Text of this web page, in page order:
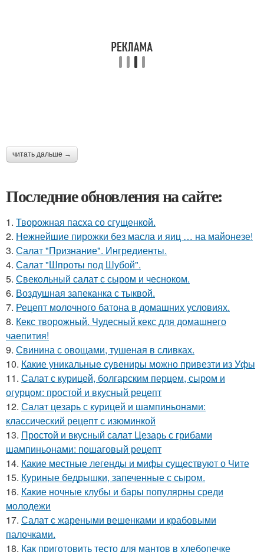
читать дальше →
Последние обновления на сайте:
1. Творожная пасха со сгущенкой.
2. Нежнейшие пирожки без масла и яиц … на майонезе!
3. Салат "Признание". Ингредиенты.
4. Салат "Шпроты под Шубой".
5. Свекольный салат с сыром и чесноком.
6. Воздушная запеканка с тыквой.
7. Рецепт молочного батона в домашних условиях.
8. Кекс творожный. Чудесный кекс для домашнего
чаепития!
9. Свинина с овощами, тушеная в сливках.
10. Какие уникальные сувениры можно привезти из Уфы
11. Салат с курицей, болгарским перцем, сыром и
огурцом: простой и вкусный рецепт
12. Салат цезарь с курицей и шампиньонами:
классический рецепт с изюминкой
13. Простой и вкусный салат Цезарь с грибами
шампиньонами: пошаговый рецепт
14. Какие местные легенды и мифы существуют о Чите
15. Куриные бедрышки, запеченные с сыром.
16. Какие ночные клубы и бары популярны среди
молодежи
17. Салат с жареными вешенками и крабовыми
палочками.
18. Как приготовить тесто для мантов в хлебопечке